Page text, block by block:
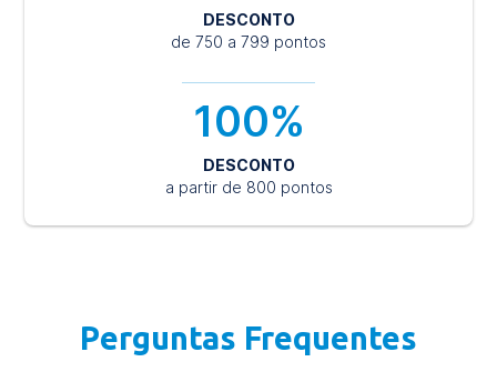
DESCONTO
de 750 a 799 pontos
100%
DESCONTO
a partir de 800 pontos
Perguntas Frequentes